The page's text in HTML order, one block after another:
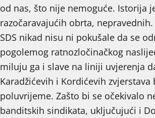
od nas, što nije nemoguće. Istorija
razočaravajućih obrta,
SDS nikad nisu ni pokušale da se
pogolemog ratnozločinačkog
miluju ga i slave na liniji uvjerenja
Karadžićevih i Kordićevih
poluvrijeme. Zašto bi se očekivalo
banditskih sindikata, uključujući i